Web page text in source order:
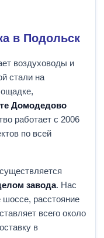
в Подольск
воздуховоды и
стали на
Домодедово
работает с 2006
по всей
завода. Нас
расстояние
всего около
в